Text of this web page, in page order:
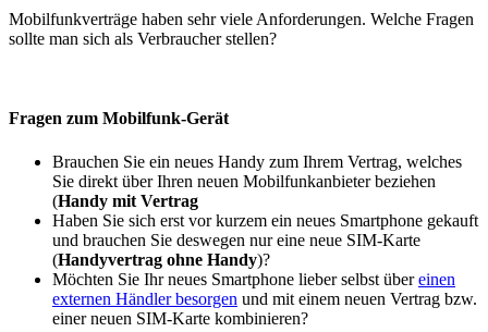
Mobilfunkverträge haben sehr viele Anforderungen. Welche Fragen
sollte man sich als Verbraucher stellen?
Fragen zum Mobilfunk-Gerät
Brauchen Sie ein neues Handy zum Ihrem Vertrag, welches
Sie direkt über Ihren neuen Mobilfunkanbieter beziehen
(Handy mit Vertrag
Haben Sie sich erst vor kurzem ein neues Smartphone gekauft
und brauchen Sie deswegen nur eine neue SIM-Karte
(Handyvertrag ohne Handy)?
Möchten Sie Ihr neues Smartphone lieber selbst übereinen
externen Händler besorgen und mit einem neuen Vertrag bzw.
einer neuen SIM-Karte kombinieren?